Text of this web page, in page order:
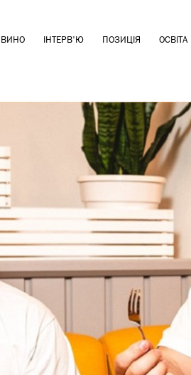
ВИНО ІНТЕРВ'Ю ПОЗИЦІЯ ОСВІТА